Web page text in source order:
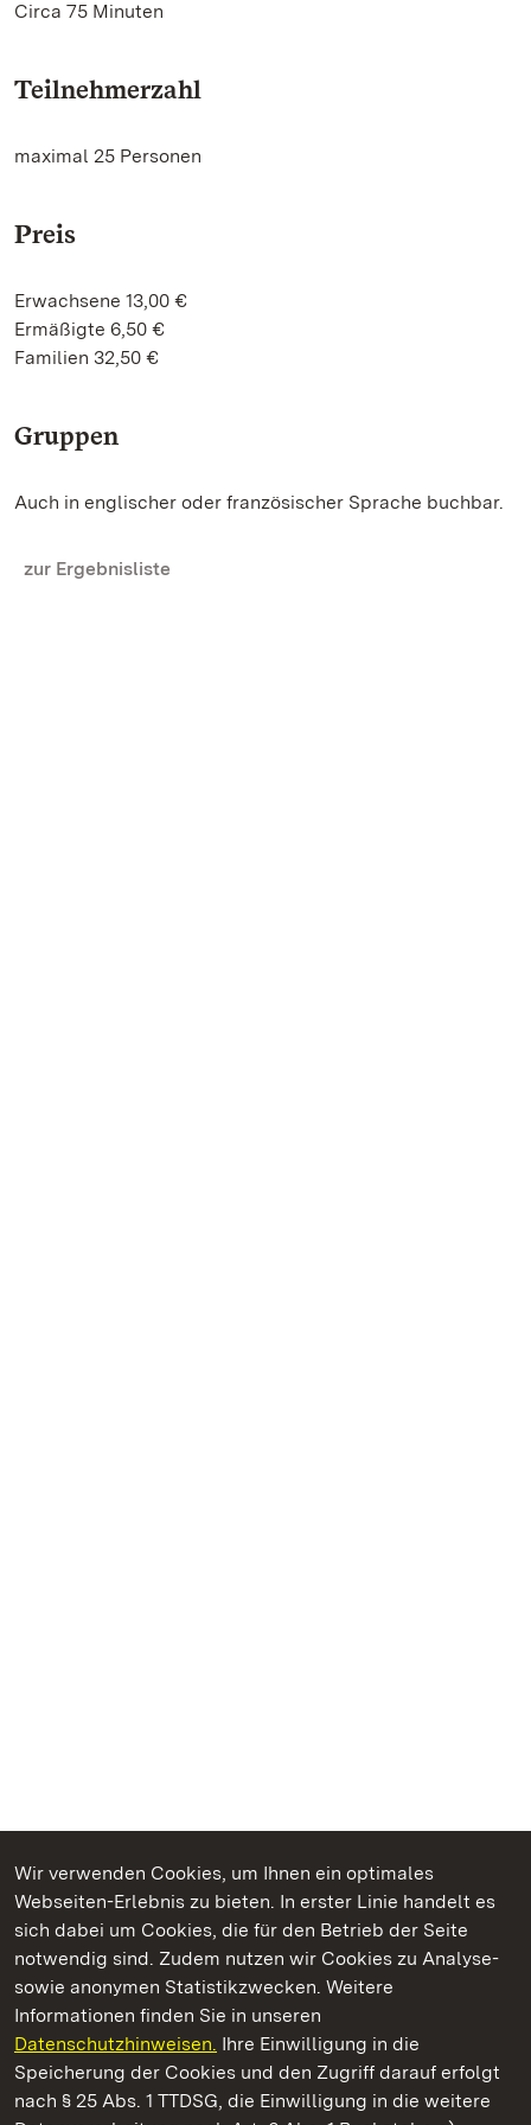
Wir verwenden Cookies, um Ihnen ein optimales
Webseiten-Erlebnis zu bieten. In erster Linie handelt es
sich dabei um Cookies, die für den Betrieb der Seite
notwendig sind. Zudem nutzen wir Cookies zu Analyse-
sowie anonymen Statistikzwecken. Weitere
Informationen finden Sie in unseren
Datenschutzhinweisen. Ihre Einwilligung in die
Speicherung der Cookies und den Zugriff darauf erfolgt
nach § 25 Abs. 1 TTDSG, die Einwilligung in die weitere
Circa 75 Minuten
Teilnehmerzahl
maximal 25 Personen
Preis
Erwachsene 13,00 €
Ermäßigte 6,50 €
Familien 32,50 €
Gruppen
Auch in englischer oder französischer Sprache buchbar.
zur Ergebnisliste
Kommen. Staunen. Genießen.
Staatliche Schlösser und Gärten Baden‑Württemberg
Staatliche Schlösser und Gärten Baden-Württemberg